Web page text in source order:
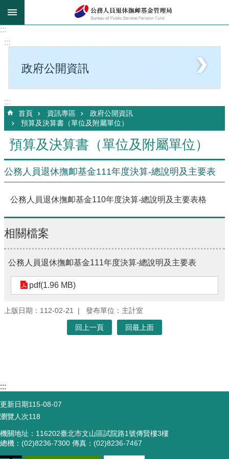
跳到主要內容區塊
:::
:::
政府公開資訊
:::
首頁 資訊專區
政府公開資訊
預算及決算書（單位及附屬單位）
預算及決算書（單位及附屬單位）
公務人員退休撫卹基金111年度決算-總說明及主要表
公務人員退休撫卹基金110年度決算-總說明及主要表格
相關檔案
公務人員退休撫卹基金111年度決算-總說明及主要表
pdf(1.96 MB)
上版日期：112-02-21 發布單位：主計室
回上一頁 回最上面
:::
更新日期115-08-07
瀏覽人次118
機關地址：116202臺北市文山區試院路1號傳賢樓3樓
總機：(02)8236-7300 傳真：(02)8236-7467